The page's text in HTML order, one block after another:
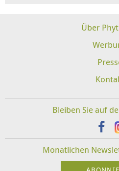
Über
Bleiben Sie auf
Monatlichen